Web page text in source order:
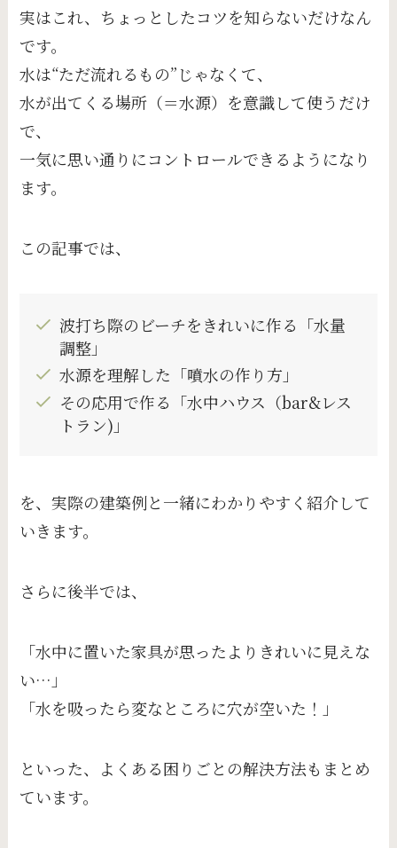
実はこれ、ちょっとしたコツを知らないだけなん
です。
水は“ただ流れるもの”じゃなくて、
水が出てくる場所（＝水源）を意識して使うだけ
で、
一気に思い通りにコントロールできるようになり
ます。
この記事では、
波打ち際のビーチをきれいに作る「水量
調整」
水源を理解した「噴水の作り方」
その応用で作る「水中ハウス（bar&レス
トラン)」
を、実際の建築例と一緒にわかりやすく紹介して
いきます。
さらに後半では、
「水中に置いた家具が思ったよりきれいに見えな
い…」
「水を吸ったら変なところに穴が空いた！」
といった、よくある困りごとの解決方法もまとめ
ています。